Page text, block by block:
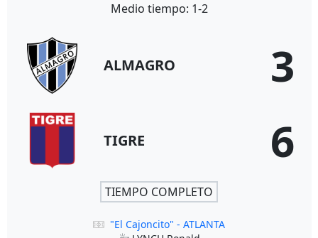
Medio tiempo: 1-2
ALMAGRO 3
TIGRE 6
TIEMPO COMPLETO
"El Cajoncito" - ATLANTA